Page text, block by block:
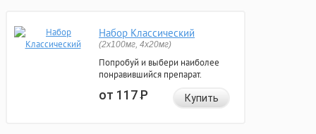
Набор Классический
(2x100мг, 4x20мг)
Попробуй и выбери наиболее
понравившийся препарат.
от 117Р Купить